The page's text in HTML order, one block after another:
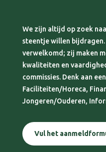
We zijn altijd op zoek
steentje willen
verwelkomd; zij maken
kwaliteiten en
commissies. Denk aan
Faciliteiten/Horeca,
Jongeren/Ouderen,
Vul het